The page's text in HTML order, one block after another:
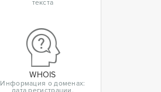
текста
WHOIS
Информация о доменах: